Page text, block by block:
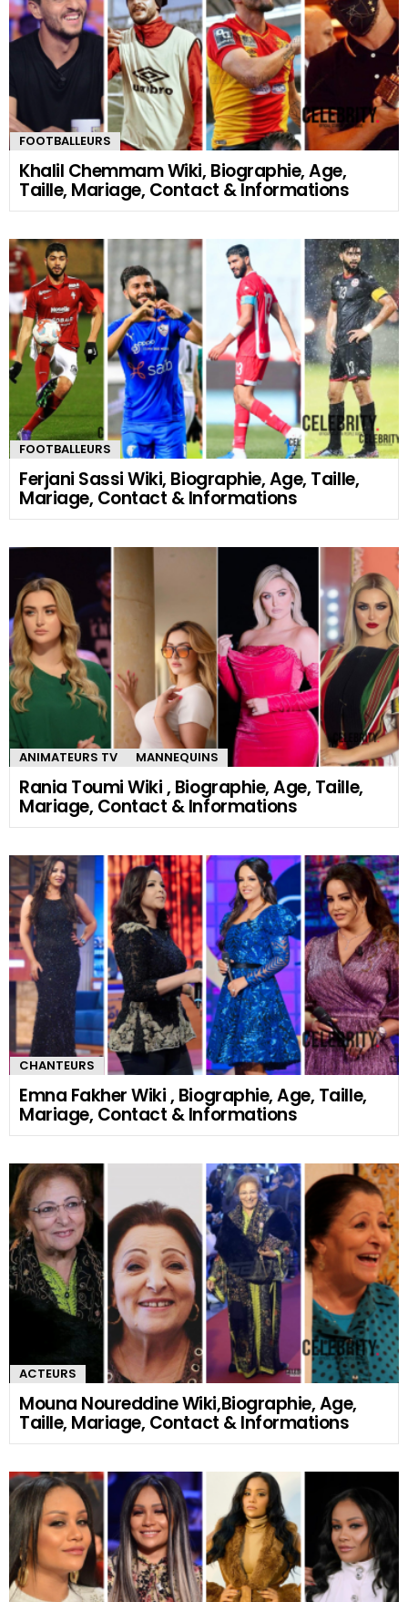
FOOTBALLEURS
Khalil Chemmam Wiki, Biographie, Age,
Taille, Mariage, Contact & Informations
FOOTBALLEURS
Ferjani Sassi Wiki, Biographie, Age, Taille,
Mariage, Contact & Informations
ANIMATEURS TV MANNEQUINS
Rania Toumi Wiki , Biographie, Age, Taille,
Mariage, Contact & Informations
CHANTEURS
Emna Fakher Wiki , Biographie, Age, Taille,
Mariage, Contact & Informations
ACTEURS
Mouna Noureddine Wiki,Biographie, Age,
Taille, Mariage, Contact & Informations